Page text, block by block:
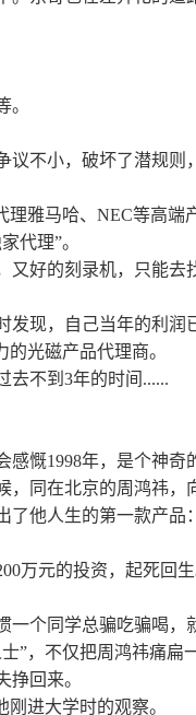
不小，破坏了潜规则
雅马哈、NEC等高端
代理”。
好的刻录机，只能去
现，自己当年的利润
光磁产品代理商。
去不到3年的时间......
慨1998年，是个神奇
同在北京的周鸿祎，
他人生的第一款产品：
万元的投资，起死回生
个同学总骗吃骗喝，
”，不仅把周鸿祎痛扁
回来。
进大学时的观察。